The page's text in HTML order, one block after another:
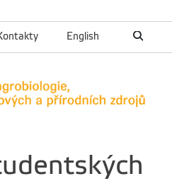
English